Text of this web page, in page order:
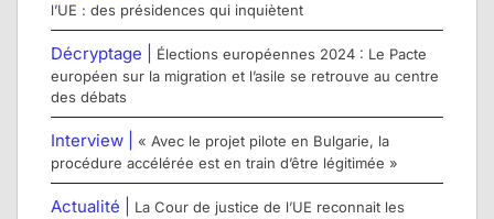
l’UE : des présidences qui inquiètent
Décryptage |
Élections européennes 2024 : Le Pacte
européen sur la migration et l’asile se retrouve au centre
des débats
Interview |
« Avec le projet pilote en Bulgarie, la
procédure accélérée est en train d’être légitimée »
Actualité |
La Cour de justice de l’UE reconnait les